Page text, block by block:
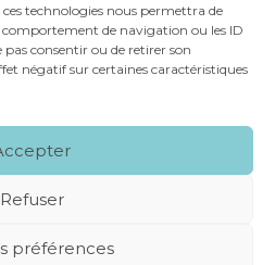
technologies nous permettra de
comportement de navigation ou les ID
pas consentir ou de retirer son
négatif sur certaines caractéristiques
Refuser
préférences
SERVICES
RECRUTEMENT CONTACT
DU SITE